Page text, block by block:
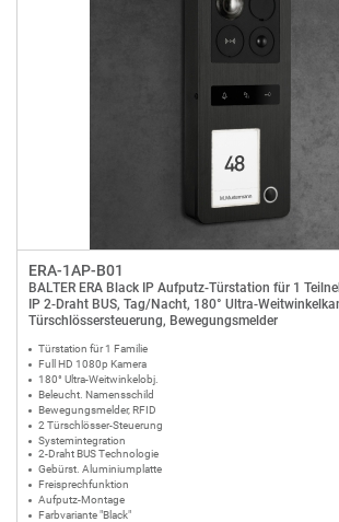
ERA-1AP-B01
BALTER ERA Black IP Aufputz-Türstation für 1
IP 2-Draht BUS, Tag/Nacht, 180° Ultra-
Türschlössersteuerung, Bewegungsmelder
Türstation für 1 Familie
Full HD 1080p Kamera
180° Ultra-Weitwinkelobj.
Beleucht. Namensschild
Bewegungsmelder, RFID
2 Türschlösser-Steuerung
Systemintegration
2-Draht BUS Technologie
Gebürst. Aluminiumplatte
Freisprechfunktion
Aufputz-Montage
Farbvariante "Black"